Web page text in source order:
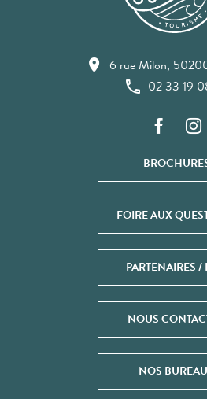
6 rue Milon,
02 33 19
FOIRE AUX
PARTENAIRES /
NOUS
NOS